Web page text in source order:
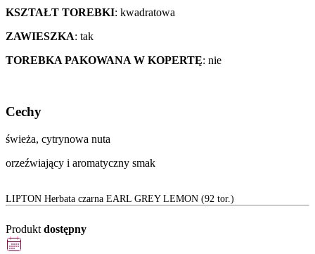
KSZTAŁT TOREBKI: kwadratowa
ZAWIESZKA: tak
TOREBKA PAKOWANA W KOPERTĘ: nie
Cechy
świeża, cytrynowa nuta
orzeźwiający i aromatyczny smak
LIPTON Herbata czarna EARL GREY LEMON (92 tor.)
Produkt dostępny